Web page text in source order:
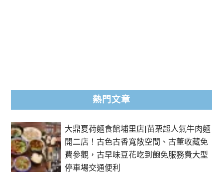
熱門文章
大鼎夏荷麵食館埔里店|苗栗超人氣牛肉麵
開二店！古色古香寬敞空間、古董收藏免
費參觀，古早味豆花吃到飽免服務費大型
停車場交通便利